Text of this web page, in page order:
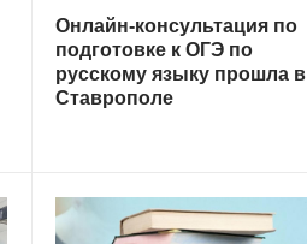
Онлайн-консультация по
подготовке к ОГЭ по
русскому языку прошла в
Ставрополе